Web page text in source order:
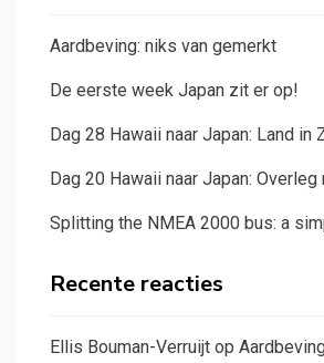
Aardbeving: niks van gemerkt
De eerste week Japan zit er op!
Dag 28 Hawaii naar Japan: Land in
Dag 20 Hawaii naar Japan:
Splitting the NMEA 2000 bus: a
Recente reacties
Ellis Bouman-Verruijt op